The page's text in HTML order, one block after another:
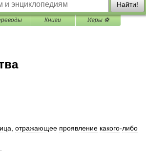
Найти!
Книги Игры ⚽
отражающее проявление какого-либо